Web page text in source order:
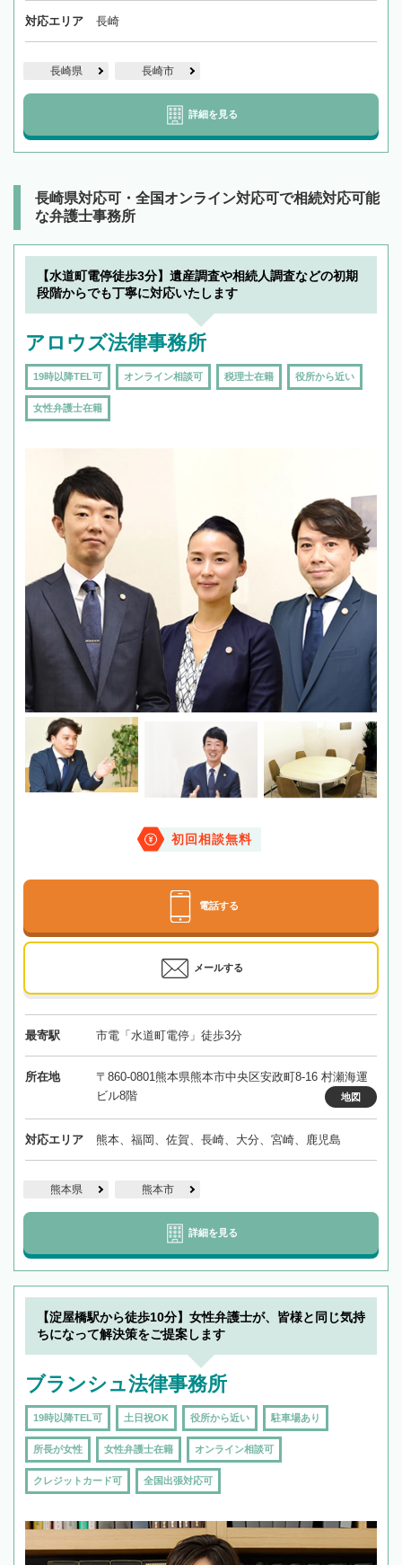
対応エリア 長崎
長崎県 長崎市
詳細を見る
長崎県対応可・全国オンライン対応可で相続対応可能
な弁護士事務所
【水道町電停徒歩3分】遺産調査や相続人調査などの初期
段階からでも丁寧に対応いたします
アロウズ法律事務所
19時以降TEL可 オンライン相談可 税理士在籍 役所から近い
女性弁護士在籍
初回相談無料
電話する
メールする
最寄駅 市電「水道町電停」徒歩3分
所在地
〒860-0801熊本県熊本市中央区安政町8-16 村瀬海運
ビル8階
地図
対応エリア 熊本、福岡、佐賀、長崎、大分、宮崎、鹿児島
熊本県 熊本市
詳細を見る
【淀屋橋駅から徒歩10分】女性弁護士が、皆様と同じ気持
ちになって解決策をご提案します
ブランシュ法律事務所
19時以降TEL可 土日祝OK 役所から近い 駐車場あり
所長が女性 女性弁護士在籍 オンライン相談可
クレジットカード可 全国出張対応可